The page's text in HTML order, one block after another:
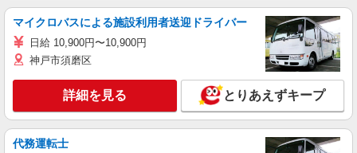
マイクロバスによる施設利用者送迎ドライバー
日給 10,900円〜10,900円
神戸市須磨区
詳細を見る とりあえずキープ
代務運転士